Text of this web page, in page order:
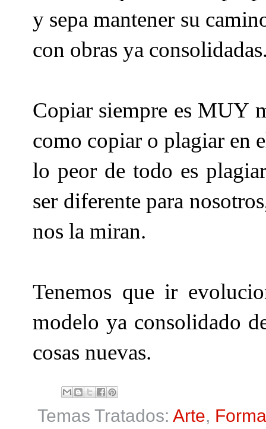
y sepa mantener su
con obras ya
Copiar siempre es MUY
como copiar o plagiar en
lo peor de todo es
ser diferente para
nos la miran.
Tenemos que ir
modelo ya consolidado
cosas nuevas.
Temas Tratados: Arte,